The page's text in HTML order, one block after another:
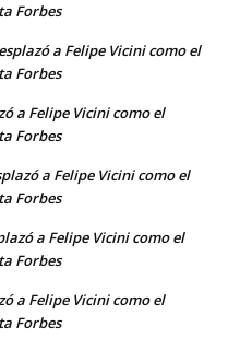
Forbes
a Felipe Vicini como el
Forbes
a Felipe Vicini como el
Forbes
a Felipe Vicini como el
Forbes
a Felipe Vicini como el
Forbes
a Felipe Vicini como el
Forbes